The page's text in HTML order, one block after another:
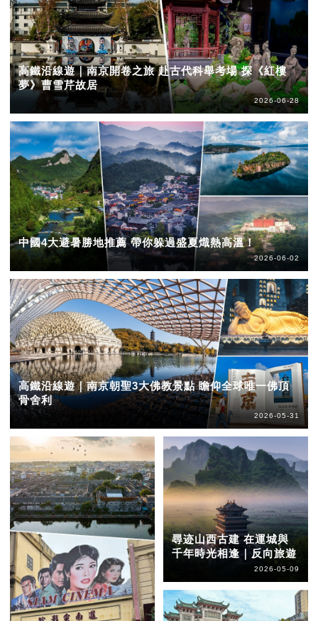
高鐵沿線遊｜南京開卷之旅 赴古代科舉考場 探《紅樓
夢》曹雪芹故居
2026-06-28
中國4大避暑勝地推薦 帶你躲過盛夏熾熱高溫！
2026-06-02
高鐵沿線遊｜南京朝聖3大佛教景點 瞻仰全球唯一佛頂
骨舍利
2026-05-31
尋迹山西古建 在運城與
千年時光相逢｜反向旅遊
2026-05-09